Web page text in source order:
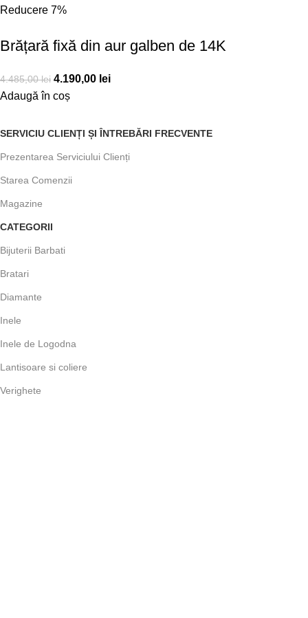
Reducere 7%
Brățară fixă din aur galben de 14K
4.485,00lei 4.190,00 lei
Adaugă în coș
SERVICIU CLIENȚI ȘI ÎNTREBĂRI FRECVENTE
Prezentarea Serviciului Clienți
Starea Comenzii
Magazine
CATEGORII
Bijuterii Barbati
Bratari
Diamante
Inele
Inele de Logodna
Lantisoare si coliere
Verighete